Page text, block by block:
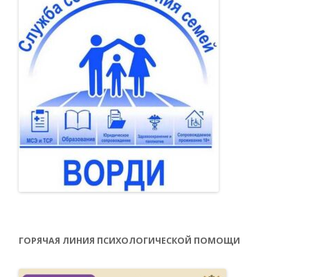
ГОРЯЧАЯ ЛИНИЯ ПСИХОЛОГИЧЕСКОЙ ПОМОЩИ